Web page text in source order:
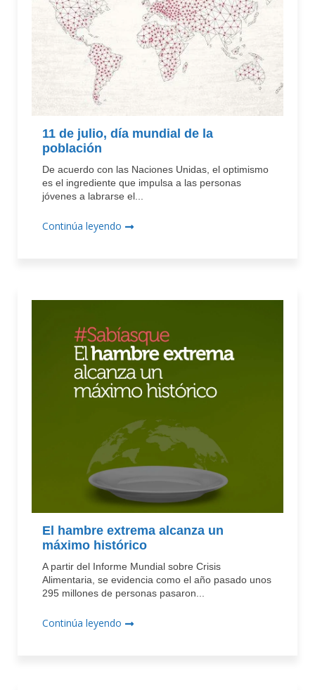
11 de julio, día mundial de la
población
De acuerdo con las Naciones Unidas, el optimismo
es el ingrediente que impulsa a las personas
jóvenes a labrarse el...
Continúa leyendo
El hambre extrema alcanza un
máximo histórico
A partir del Informe Mundial sobre Crisis
Alimentaria, se evidencia como el año pasado unos
295 millones de personas pasaron...
Continúa leyendo